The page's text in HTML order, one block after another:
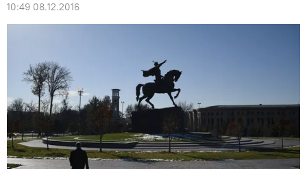
10:49 08.12.2016